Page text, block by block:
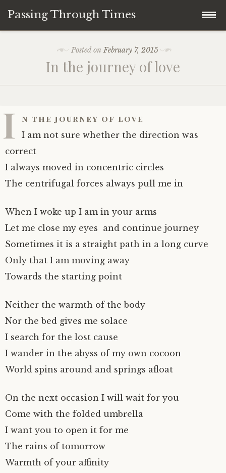
Passing Through Times
About author
Posted onFebruary 7, 2015
In the journey of love
I n the journey of love
I am not sure whether the direction was
correct
I always moved in concentric circles
The centrifugal forces always pull me in
When I woke up I am in your arms
Let me close my eyes and continue journey
Sometimes it is a straight path in a long curve
Only that I am moving away
Towards the starting point
Neither the warmth of the body
Nor the bed gives me solace
I search for the lost cause
I wander in the abyss of my own cocoon
World spins around and springs afloat
On the next occasion I will wait for you
Come with the folded umbrella
I want you to open it for me
The rains of tomorrow
Warmth of your affinity